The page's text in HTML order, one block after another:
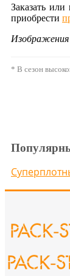
Заказать
приобрести
* В сезон